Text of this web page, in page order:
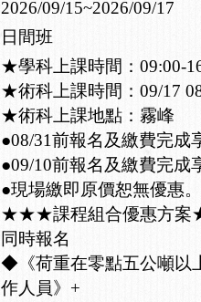
2026/09/15~2026/09/17
日間班
★學科上課時間：09:00-
★術科上課時間：09/17
★術科上課地點：霧峰
●08/31前報名及繳費完成
●09/10前報名及繳費完成
●現場繳即原價恕無優惠。
★★★課程組合優惠方
同時報名
◆《荷重在零點五公噸以
作人員》+